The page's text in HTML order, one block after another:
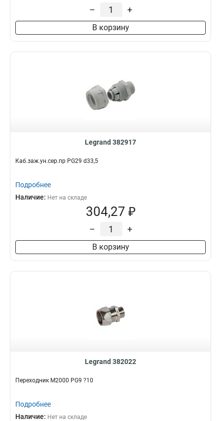
– +
В корзину
Legrand 382917
Каб.заж.ун.сер.пр PG29 d33,5
Подробнее
Наличие: Нет на складе
304,27 ₽
– +
В корзину
Legrand 382022
Переходник M2000 PG9 ?10
Подробнее
Наличие: Нет на складе